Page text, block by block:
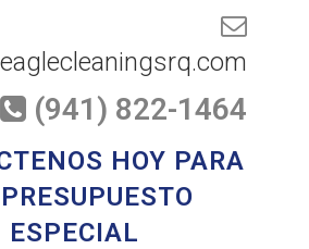
(941) 822-1464
HOY PARA
ESPECIAL